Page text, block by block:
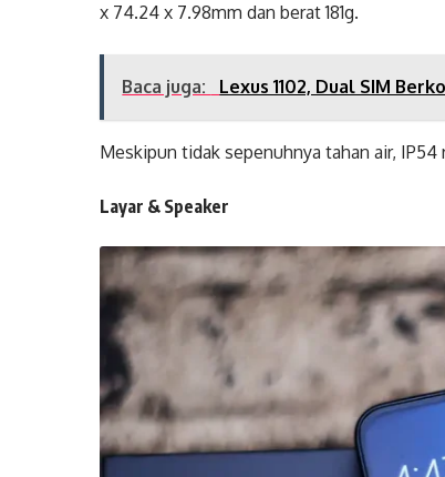
x 74.24 x 7.98mm dan berat 181g.
Baca juga: Lexus 1102, Dual SIM
Meskipun tidak sepenuhnya tahan air,
Layar & Speaker